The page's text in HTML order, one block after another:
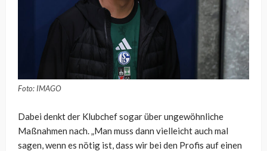
Foto: IMAGO
Dabei denkt der Klubchef sogar über ungewöhnliche
Maßnahmen nach. „Man muss dann vielleicht auch mal
sagen, wenn es nötig ist, dass wir bei den Profis auf einen